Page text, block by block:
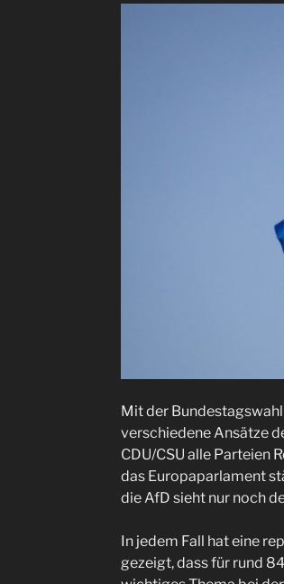
Mit der
verschiedene Ansätze
CDU/CSU alle Parteien
das Europaparlament
die AfD sieht nur noch
In jedem Fall hat eine
gezeigt, dass für rund